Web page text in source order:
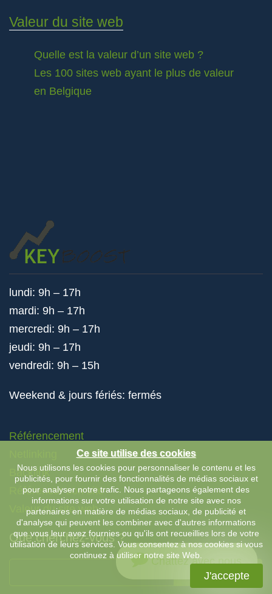
Valeur du site web
Quelle est la valeur d’un site web ?
Les 100 sites web ayant le plus de valeur
en Belgique
lundi: 9h – 17h
mardi: 9h – 17h
mercredi: 9h – 17h
jeudi: 9h – 17h
vendredi: 9h – 15h
Weekend & jours fériés: fermés
Référencement
Backlink
Référencer son site
Valeur du site web
Que cherchez-vous ?
CHERCHER
Chattez avec nous
Ce site utilise des cookies
Nous utilisons les cookies pour personnaliser le contenu et les
publicités, pour fournir des fonctionnalités de médias sociaux et
pour analyser notre trafic. Nous partageons également des
informations sur votre utilisation de notre site avec nos
partenaires en matière de médias sociaux, de publicité et
d'analyse qui peuvent les combiner avec d'autres informations
que vous leur avez fournies ou qu'ils ont recueillies lors de votre
utilisation de leurs services. Vous consentez à nos cookies si vous
continuez à utiliser notre site Web.
J'accepte